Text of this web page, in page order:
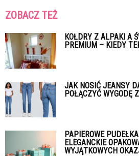
ZOBACZ TEŻ
KOŁDRY Z ALPAKI A
PREMIUM – KIEDY
JAK NOSIĆ JEANSY
POŁĄCZYĆ WYGODĘ
PAPIEROWE
ELEGANCKIE
WYJĄTKOWYCH